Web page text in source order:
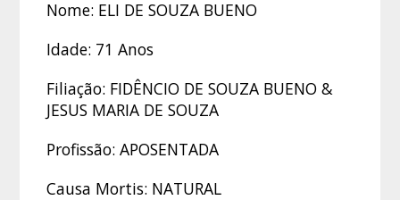
Nome: ELI DE SOUZA BUENO
Idade: 71 Anos
Filiação: FIDÊNCIO DE SOUZA BUENO &
JESUS MARIA DE SOUZA
Profissão: APOSENTADA
Causa Mortis: NATURAL